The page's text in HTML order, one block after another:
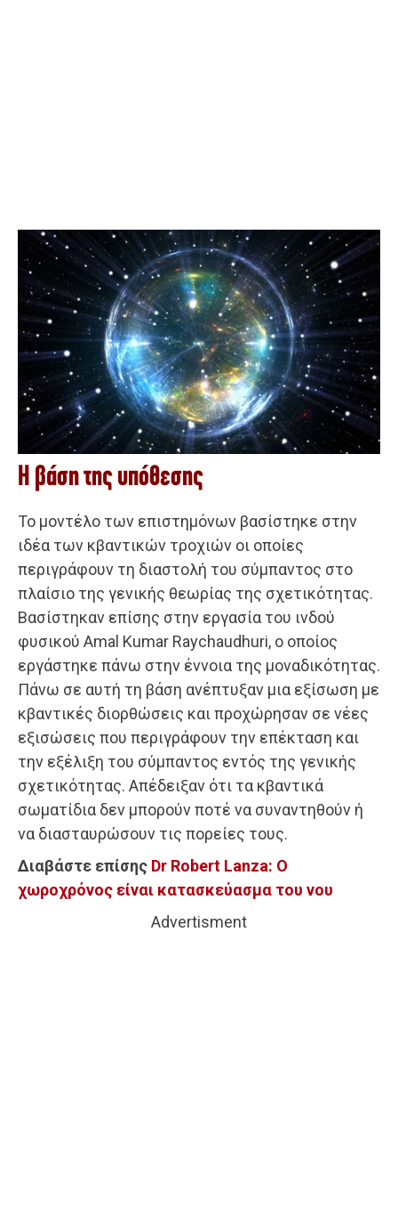
Η βάση της υπόθεσης
Το μοντέλο των επιστημόνων βασίστηκε στην
ιδέα των κβαντικών τροχιών οι οποίες
περιγράφουν τη διαστολή του σύμπαντος στο
πλαίσιο της γενικής θεωρίας της σχετικότητας.
Βασίστηκαν επίσης στην εργασία του ινδού
φυσικού Amal Kumar Raychaudhuri, ο οποίος
εργάστηκε πάνω στην έννοια της μοναδικότητας.
Πάνω σε αυτή τη βάση ανέπτυξαν μια εξίσωση με
κβαντικές διορθώσεις και προχώρησαν σε νέες
εξισώσεις που περιγράφουν την επέκταση και
την εξέλιξη του σύμπαντος εντός της γενικής
σχετικότητας. Απέδειξαν ότι τα κβαντικά
σωματίδια δεν μπορούν ποτέ να συναντηθούν ή
να διασταυρώσουν τις πορείες τους.
Διαβάστε επίσης Dr Robert Lanza: Ο
χωροχρόνος είναι κατασκεύασμα του νου
Advertisment